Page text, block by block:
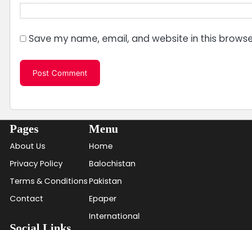
Save my name, email, and website in this
Pages
About Us
Privacy Policy
Terms & Conditions
Contact
Menu
Home
Balochistan
Pakistan
Epaper
International